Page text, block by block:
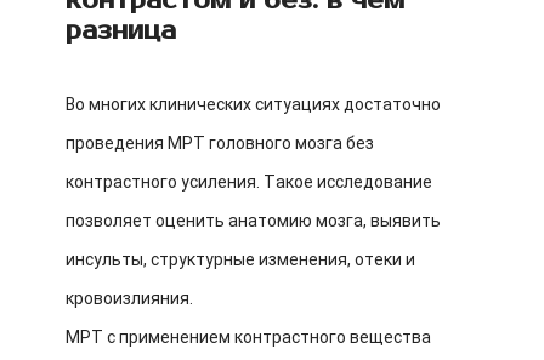
разница
Во многих клинических ситуациях достаточно
проведения МРТ головного мозга без
контрастного усиления. Такое исследование
позволяет оценить анатомию мозга, выявить
инсульты, структурные изменения, отеки и
кровоизлияния.
МРТ с применением контрастного вещества